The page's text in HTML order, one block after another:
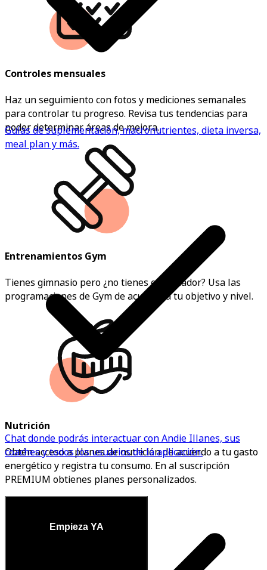
Guías de suplementación, macronutrientes, dieta inversa,
meal plan y más.
Chat donde podrás interactuar con Andie Illanes, sus
coaches y todos los usuarios de la aplicación.
Controles mensuales
Haz un seguimiento con fotos y mediciones semanales
para controlar tu progreso. Revisa tus tendencias para
poder determinar áreas de mejora.
Entrenamientos Gym
Tienes gimnasio pero ¿no tienes entrenador? Usa las
programaciones de Gym de acuerdo a tu objetivo y nivel.
Nutrición
Obtén acceso a planes de nutrición de acuerdo a tu gasto
energético y registra tu consumo. En al suscripción
PREMIUM obtienes planes personalizados.
Empieza YA